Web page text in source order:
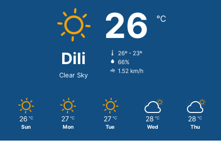
Dili
Clear Sky
26 ℃
26º - 23º
66%
1.52 km/h
26 ℃
Sun
27 ℃
Mon
27 ℃
Tue
28 ℃
Wed
28 ℃
Thu